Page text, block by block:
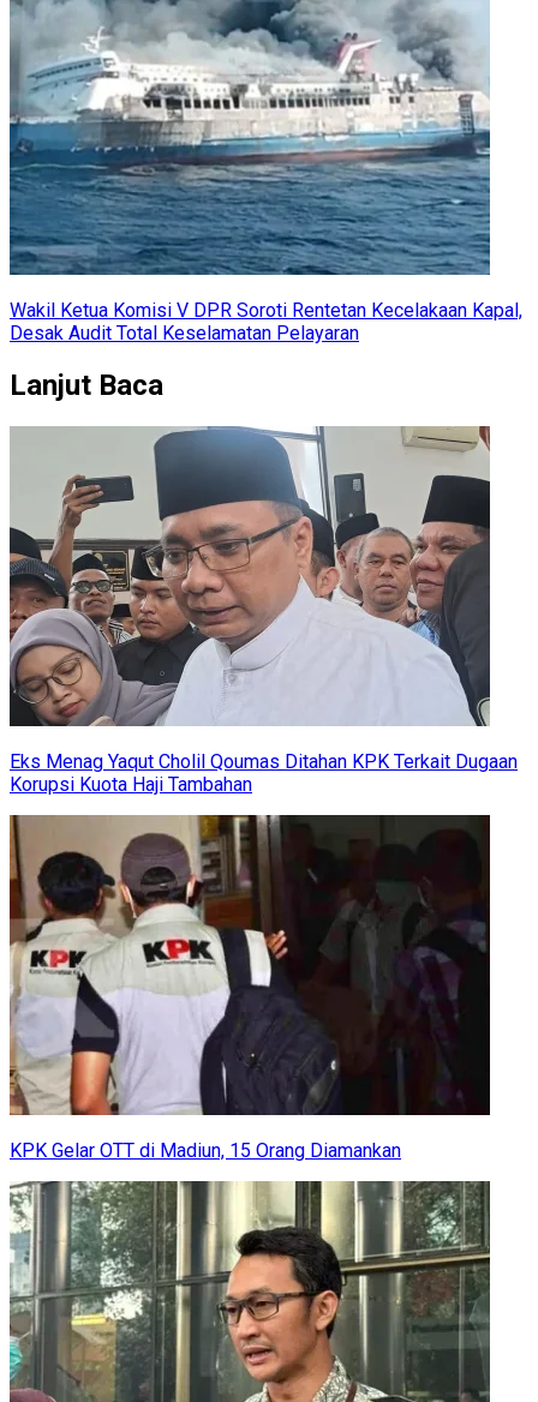
Wakil Ketua Komisi V DPR Soroti Rentetan Kecelakaan Kapal,
Desak Audit Total Keselamatan Pelayaran
Lanjut Baca
Eks Menag Yaqut Cholil Qoumas Ditahan KPK Terkait Dugaan
Korupsi Kuota Haji Tambahan
KPK Gelar OTT di Madiun, 15 Orang Diamankan